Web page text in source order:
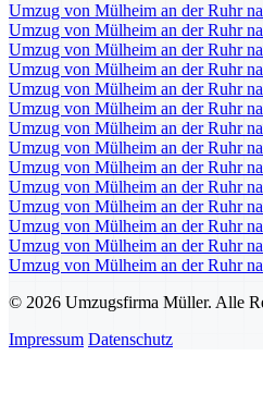
Umzug von Mülheim an der Ruhr
Umzug von Mülheim an der Ruhr
Umzug von Mülheim an der Ruhr
Umzug von Mülheim an der Ruhr
Umzug von Mülheim an der Ruhr
Umzug von Mülheim an der Ruhr
Umzug von Mülheim an der Ruhr
Umzug von Mülheim an der Ruhr
Umzug von Mülheim an der Ruhr
Umzug von Mülheim an der Ruhr
Umzug von Mülheim an der Ruhr
Umzug von Mülheim an der Ruhr
Umzug von Mülheim an der Ruhr
Umzug von Mülheim an der Ruhr
© 2026 Umzugsfirma Müller. Alle
Impressum Datenschutz